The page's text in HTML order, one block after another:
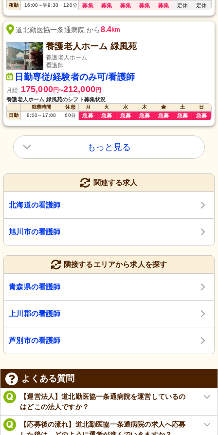
夜勤 16:00～翌9:30 120分 募集 募集 募集 募集 募集 定休 定休
道北勤医協一条通病院 から8.4km
養護老人ホーム 緑風苑
養護老人ホーム
看護師
日勤専従/経験者のみ可/看護師
月給 175,000円〜212,000円
養護老人ホーム 緑風苑のシフト募集状況
就業時間 休憩 月 火 水 木 金 土
日
日勤
8:00～17:00 60分 急募 急募 急募 急募 急募 急募 急募
もっと見る
関連する求人
北海道の看護師
旭川市の看護師
隣接するエリアから求人を探す
青森県の看護師
上川郡の看護師
芦別市の看護師
よくある質問
【運営法人】道北勤医協一条通病院を運営しているの
はどこの法人ですか？
【応募後の流れ】道北勤医協一条通病院の求人へ応募